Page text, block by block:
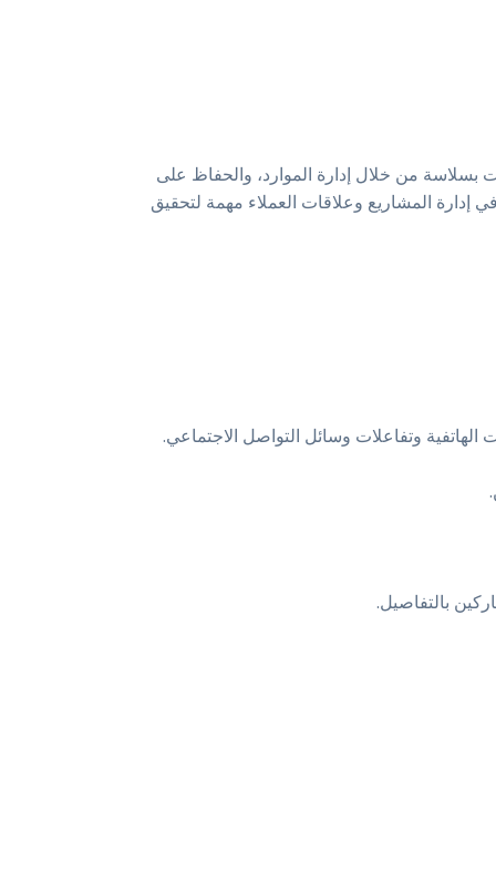
من خلال إدارة الموارد، والحفاظ على
إدارة المشاريع وعلاقات العملاء مهمة لتحقيق
وتفاعلات وسائل التواصل الاجتماعي.
بالتفاصيل.